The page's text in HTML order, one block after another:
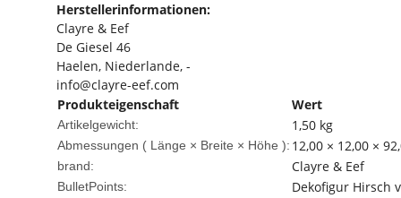
Herstellerinformationen:
Clayre & Eef
De Giesel 46
Haelen, Niederlande, -
info@clayre-eef.com
Produkteigenschaft
Wert
Artikelgewicht: 1,50 kg
Abmessungen ( Länge × Breite × Höhe ): 12,00 × 12,00 ×
brand: Clayre & Eef
BulletPoints: Dekofigur Hirsch